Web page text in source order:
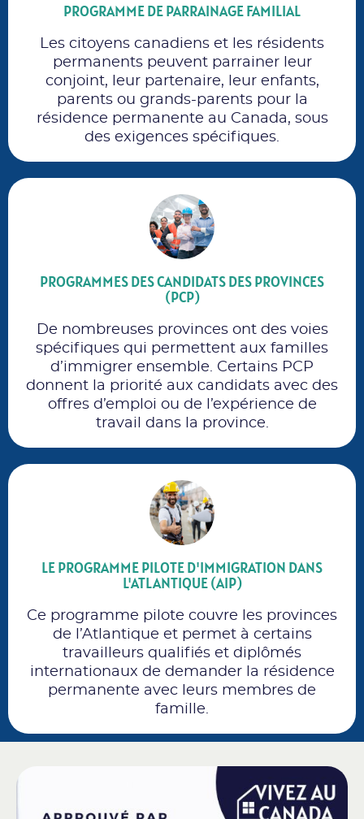
PROGRAMME DE PARRAINAGE FAMILIAL
Les citoyens canadiens et les résidents
permanents peuvent parrainer leur
conjoint, leur partenaire, leur enfants,
parents ou grands-parents pour la
résidence permanente au Canada, sous
des exigences spécifiques.
PROGRAMMES DES CANDIDATS DES PROVINCES
(PCP)
De nombreuses provinces ont des voies
spécifiques qui permettent aux familles
d’immigrer ensemble. Certains PCP
donnent la priorité aux candidats avec des
offres d’emploi ou de l’expérience de
travail dans la province.
LE PROGRAMME PILOTE D'IMMIGRATION DANS
L'ATLANTIQUE (AIP)
Ce programme pilote couvre les provinces
de l’Atlantique et permet à certains
travailleurs qualifiés et diplômés
internationaux de demander la résidence
permanente avec leurs membres de
famille.